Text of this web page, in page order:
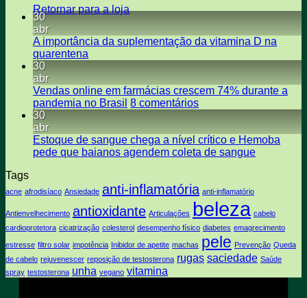
Retornar para a loja
30
abr
A importância da suplementação da vitamina D na
quarentena
A
importância
da
vitamina
quarentena
30
abr
Vendas online em farmácias crescem 74% durante a
pandemia no Brasil 8 comentáriosem
em
farmácias
durante
pandemia
no
Brasil
30
abr
Estoque de sangue chega a nível crítico e Hemoba
pede que baianos agendem coleta de sangueNenhum
sangue
chega
nível
crítico
Tags
acne afrodisíaco Ansiedade anti-inflamatória anti-inflamatório
Antienvelhecimento antioxidante Articulações beleza cabelo
cardioprotetora cicatrização colesterol desempenho físico diabetes emagrecimento
estresse filtro solar impotência Inibidor de apetite machas pele Prevenção Queda
de cabelo rejuvenescer reposição de testosterona rugas saciedade Saúde
spray testosterona unha vegano vitamina